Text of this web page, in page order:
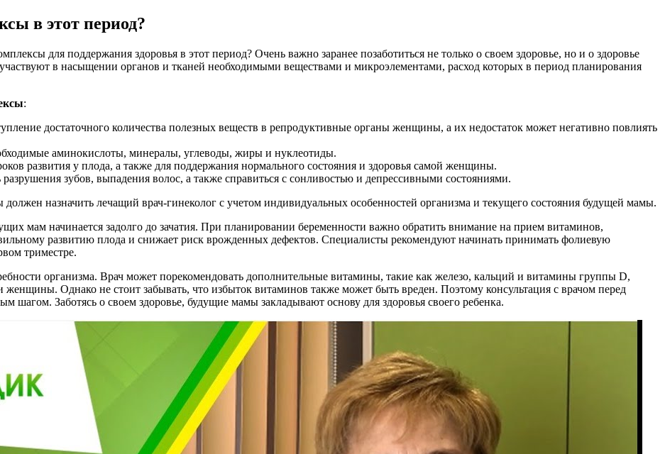
в этот период?
для поддержания здоровья в этот период? Очень важно заранее позаботиться не только о своем здоровье, но и о здоровье
в насыщении органов и тканей необходимыми веществами и микроэлементами, расход которых в период планирования
:
достаточного количества полезных веществ в репродуктивные органы женщины, а их недостаток может негативно повлиять
аминокислоты, минералы, углеводы, жиры и нуклеотиды.
развития у плода, а также для поддержания нормального состояния и здоровья самой женщины.
зубов, выпадения волос, а также справиться с сонливостью и депрессивными состояниями.
назначить лечащий врач-гинеколог с учетом индивидуальных особенностей организма и текущего состояния будущей мамы.
мам начинается задолго до зачатия. При планировании беременности важно обратить внимание на прием витаминов,
развитию плода и снижает риск врожденных дефектов. Специалисты рекомендуют начинать принимать фолиевую
триместре.
организма. Врач может порекомендовать дополнительные витамины, такие как железо, кальций и витамины группы D,
женщины. Однако не стоит забывать, что избыток витаминов также может быть вреден. Поэтому консультация с врачом перед
шагом. Заботясь о своем здоровье, будущие мамы закладывают основу для здоровья своего ребенка.